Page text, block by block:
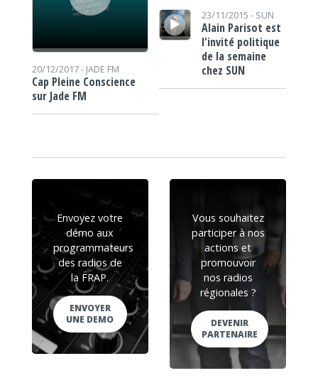
20/12/2017 - JADE FM
Cap Pleine Conscience
sur Jade FM
Lecteur audio
23/11/2015 - SUN
Alain Parisot est
l'invité politique
de la semaine
chez SUN
Envoyez votre
démo aux
programmateurs
des radios de
la FRAP.
ENVOYER
UNE DEMO
Vous souhaitez
participer à nos
actions et
promouvoir
nos radios
régionales ?
DEVENIR
PARTENAIRE